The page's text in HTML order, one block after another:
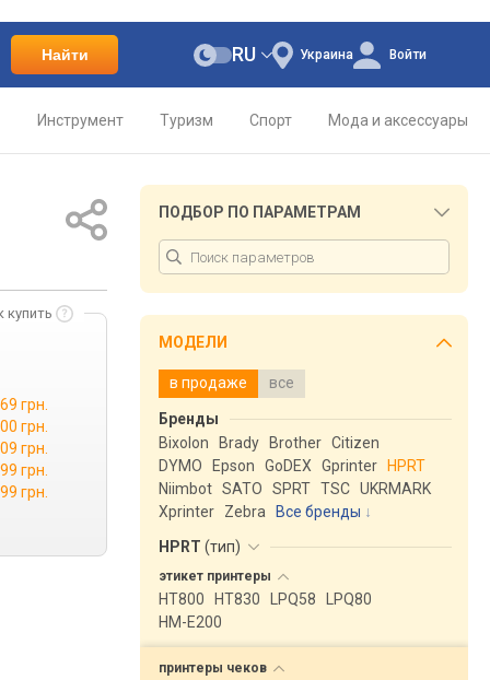
Найти Украина
RU Войти
Инструмент Туризм Спорт Мода и аксессуары
купить
грн.
грн.
грн.
грн.
грн.
ПОДБОР ПО ПАРАМЕТРАМ
МОДЕЛИ
в продаже все
Бренды
Bixolon
Brady Brother Citizen
DYMO
Epson GoDEX Gprinter
HPRT
Niimbot SATO SPRT TSC UKRMARK
Xprinter
Zebra
Все бренды
HPRT (тип)
этикет принтеры
HT800 HT830 LPQ58
LPQ80
HM-E200
принтеры чеков